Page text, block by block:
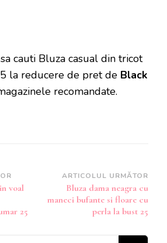
cauti Bluza casual din tricot
la reducere de pret de Black
recomandate.
voal
25
ARTICOLUL URMĂTOR
Bluza dama neagra cu
maneci bufante si floare cu
perla la bust 25